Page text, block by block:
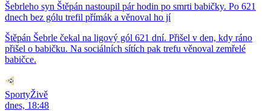
Šebrleho syn Štěpán nastoupil pár hodin po smrti babičky. Po 621
dnech bez gólu trefil přímák a věnoval ho jí
Štěpán Šebrle čekal na ligový gól 621 dní. Přišel v den, kdy ráno
přišel o babičku. Na sociálních sítích pak trefu věnoval zemřelé
babičce.
SportyŽivě
dnes, 18:48